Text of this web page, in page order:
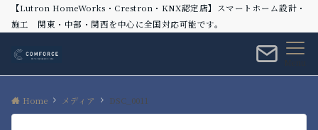
【Lutron HomeWorks・Crestron・KNX認定店】スマートホーム設計・
施工 関東・中部・関西を中心に全国対応可能です。
Home メディア DSC_0011